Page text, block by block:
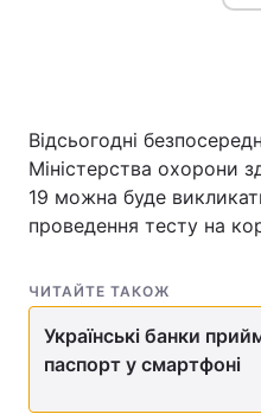
Відсьогодні
Міністерства охорони
19 можна буде
проведення тесту на
ЧИТАЙТЕ ТАКОЖ
Українські банки
паспорт у смартфоні